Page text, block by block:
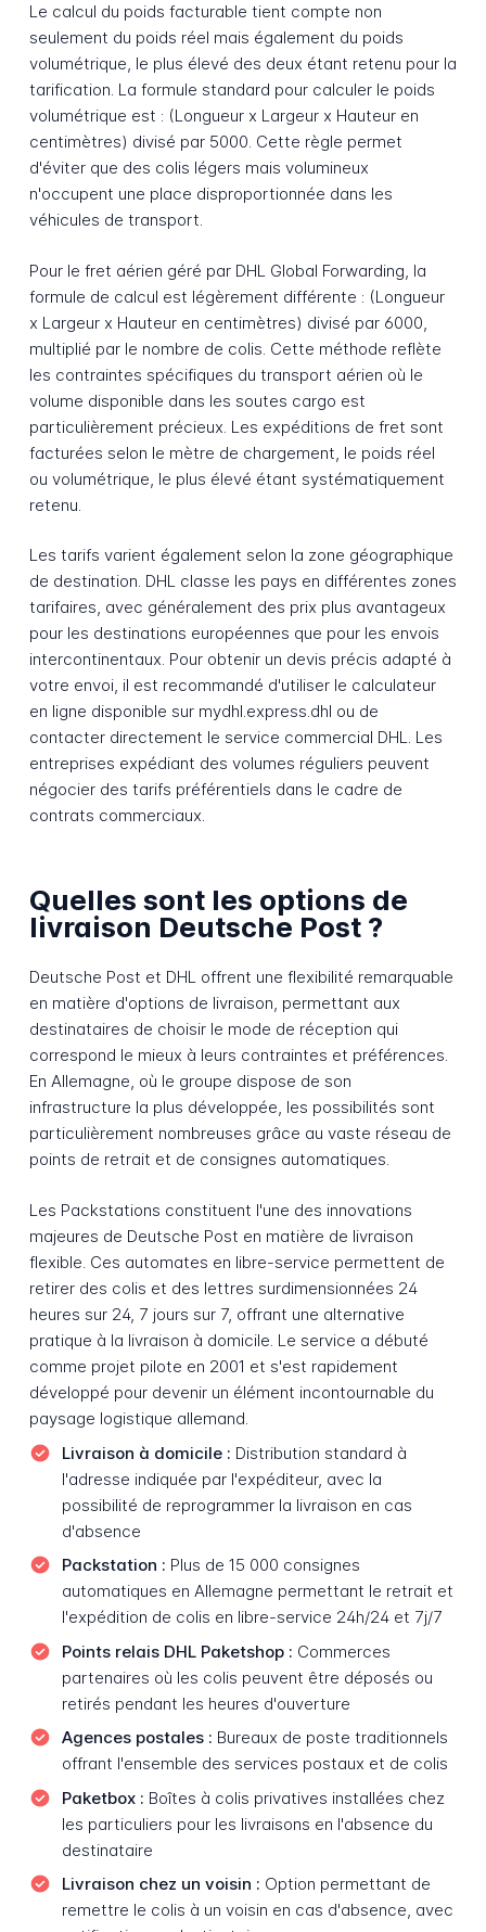
Le calcul du poids facturable tient compte non
seulement du poids réel mais également du poids
volumétrique, le plus élevé des deux étant retenu pour la
tarification. La formule standard pour calculer le poids
volumétrique est : (Longueur x Largeur x Hauteur en
centimètres) divisé par 5000. Cette règle permet
d'éviter que des colis légers mais volumineux
n'occupent une place disproportionnée dans les
véhicules de transport.
Pour le fret aérien géré par DHL Global Forwarding, la
formule de calcul est légèrement différente : (Longueur
x Largeur x Hauteur en centimètres) divisé par 6000,
multiplié par le nombre de colis. Cette méthode reflète
les contraintes spécifiques du transport aérien où le
volume disponible dans les soutes cargo est
particulièrement précieux. Les expéditions de fret sont
facturées selon le mètre de chargement, le poids réel
ou volumétrique, le plus élevé étant systématiquement
retenu.
Les tarifs varient également selon la zone géographique
de destination. DHL classe les pays en différentes zones
tarifaires, avec généralement des prix plus avantageux
pour les destinations européennes que pour les envois
intercontinentaux. Pour obtenir un devis précis adapté à
votre envoi, il est recommandé d'utiliser le calculateur
en ligne disponible sur mydhl.express.dhl ou de
contacter directement le service commercial DHL. Les
entreprises expédiant des volumes réguliers peuvent
négocier des tarifs préférentiels dans le cadre de
contrats commerciaux.
Quelles sont les options de
livraison Deutsche Post ?
Deutsche Post et DHL offrent une flexibilité remarquable
en matière d'options de livraison, permettant aux
destinataires de choisir le mode de réception qui
correspond le mieux à leurs contraintes et préférences.
En Allemagne, où le groupe dispose de son
infrastructure la plus développée, les possibilités sont
particulièrement nombreuses grâce au vaste réseau de
points de retrait et de consignes automatiques.
Les Packstations constituent l'une des innovations
majeures de Deutsche Post en matière de livraison
flexible. Ces automates en libre-service permettent de
retirer des colis et des lettres surdimensionnées 24
heures sur 24, 7 jours sur 7, offrant une alternative
pratique à la livraison à domicile. Le service a débuté
comme projet pilote en 2001 et s'est rapidement
développé pour devenir un élément incontournable du
paysage logistique allemand.
Livraison à domicile : Distribution standard à
l'adresse indiquée par l'expéditeur, avec la
possibilité de reprogrammer la livraison en cas
d'absence
Packstation : Plus de 15 000 consignes
automatiques en Allemagne permettant le retrait et
l'expédition de colis en libre-service 24h/24 et 7j/7
Points relais DHL Paketshop : Commerces
partenaires où les colis peuvent être déposés ou
retirés pendant les heures d'ouverture
Agences postales : Bureaux de poste traditionnels
offrant l'ensemble des services postaux et de colis
Paketbox : Boîtes à colis privatives installées chez
les particuliers pour les livraisons en l'absence du
destinataire
Livraison chez un voisin : Option permettant de
remettre le colis à un voisin en cas d'absence, avec